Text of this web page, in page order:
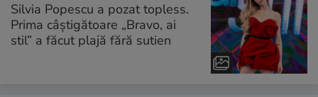
Silvia Popescu a pozat topless.
Prima câștigătoare „Bravo, ai
stil” a făcut plajă fără sutien